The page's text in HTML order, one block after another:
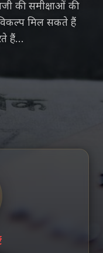
की समीक्षाओं की
मिल सकते हैं
हैं…